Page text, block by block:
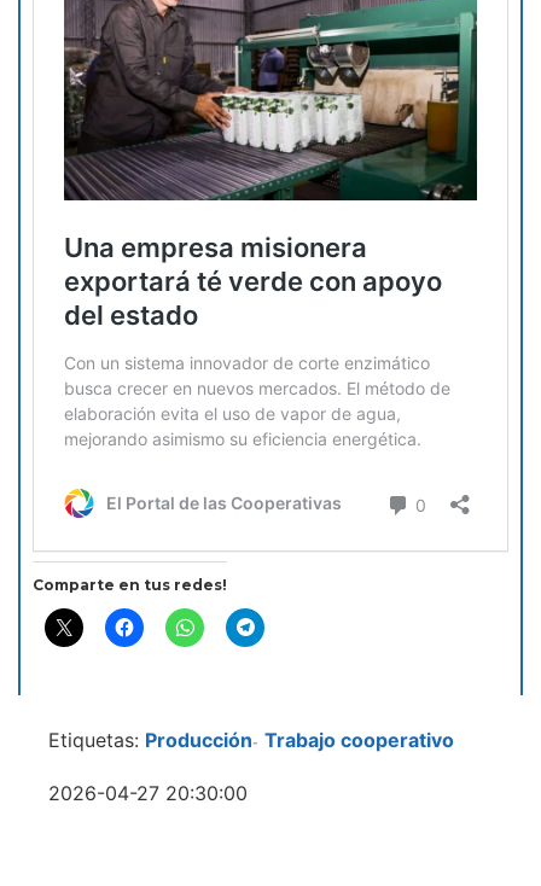
Comparte en tus redes!
Etiquetas: Producción- Trabajo cooperativo
2026-04-27 20:30:00